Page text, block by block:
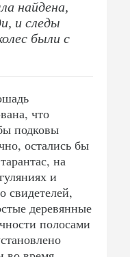
найдена,
и следы
были с
что
подковы
остались бы
на
и
свидетелей,
деревянные
полосами